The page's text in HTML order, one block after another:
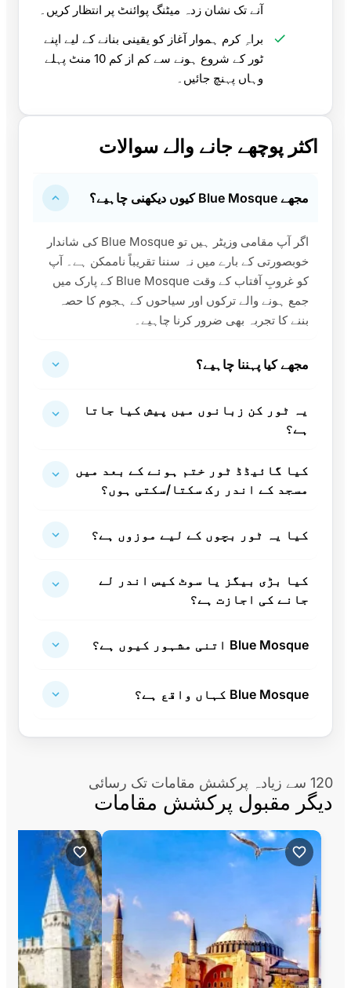
آنے تک نشان زدہ میٹنگ پوائنٹ پر انتظار کریں۔
براہِ کرم ہموار آغاز کو یقینی بنانے کے لیے اپنے
ٹور کے شروع ہونے سے کم از کم 10 منٹ پہلے
وہاں پہنچ جائیں۔
اکثر پوچھے جانے والے سوالات
مجھے Blue Mosque کیوں دیکھنی چاہیے؟
اگر آپ مقامی وزیٹر ہیں تو Blue Mosque کی شاندار
خوبصورتی کے بارے میں نہ سننا تقریباً ناممکن ہے۔ آپ
کو غروبِ آفتاب کے وقت Blue Mosque کے پارک میں
جمع ہونے والے ترکوں اور سیاحوں کے ہجوم کا حصہ
بننے کا تجربہ بھی ضرور کرنا چاہیے۔
مجھے کیا پہننا چاہیے؟
یہ ٹور کن زبانوں میں پیش کیا جاتا
ہے؟
کیا گائیڈڈ ٹور ختم ہونے کے بعد میں
مسجد کے اندر رک سکتا/سکتی ہوں؟
کیا یہ ٹور بچوں کے لیے موزوں ہے؟
کیا بڑی بیگز یا سوٹ کیس اندر لے
جانے کی اجازت ہے؟
Blue Mosque اتنی مشہور کیوں ہے؟
Blue Mosque کہاں واقع ہے؟
120 سے زیادہ پرکشش مقامات تک رسائی
دیگر مقبول پرکشش مقامات